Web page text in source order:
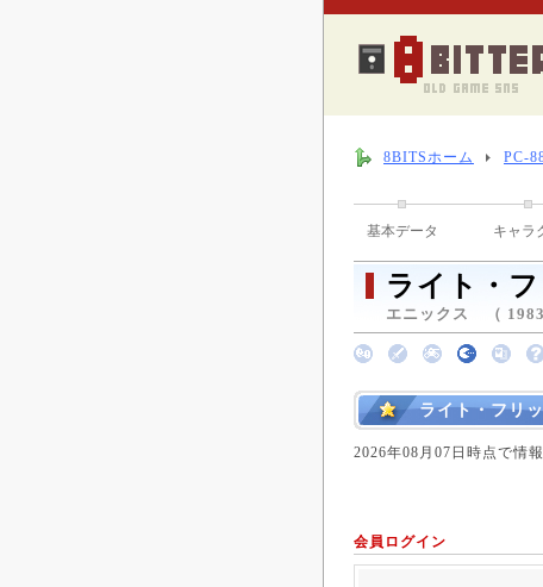
8BITSホーム PC-
基本データ キャラ
ライト・
エニックス （ 1983
ライト・フリ
2026年08月07日時点で情
会員ログイン